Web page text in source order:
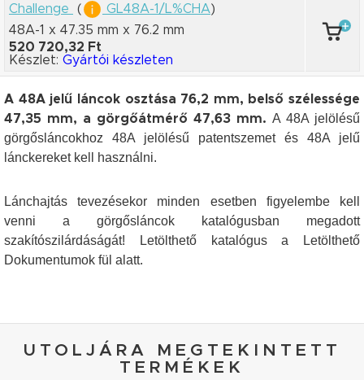
Challenge ( GL48A-1/L%CHA)
48A-1 x 47.35 mm x 76.2 mm
520 720,32 Ft
Készlet: Gyártói készleten
A 48A jelű láncok osztása 76,2 mm, belső szélessége
47,35 mm, a görgőátmérő 47,63 mm. A 48A jelölésű
görgősláncokhoz 48A jelölésű patentszemet és 48A jelű
lánckereket kell használni.
Lánchajtás tevezésekor minden esetben figyelembe kell
venni a görgősláncok katalógusban megadott
szakítószilárdáságát! Letölthető katalógus a Letölthető
Dokumentumok fül alatt.
UTOLJÁRA MEGTEKINTETT
TERMÉKEK